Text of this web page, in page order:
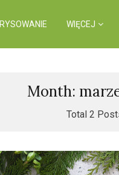
RYSOWANIE WIĘCEJ
Month:
Total 2